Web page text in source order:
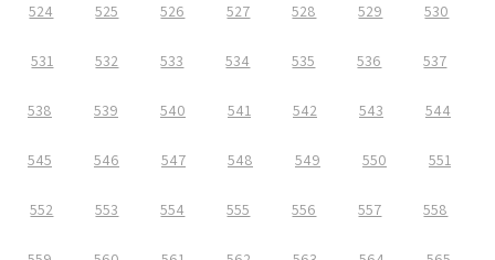
524 525 526 527 528 529 530
531 532 533 534 535 536 537
538 539 540 541 542 543 544
545 546 547 548 549 550 551
552 553 554 555 556 557 558